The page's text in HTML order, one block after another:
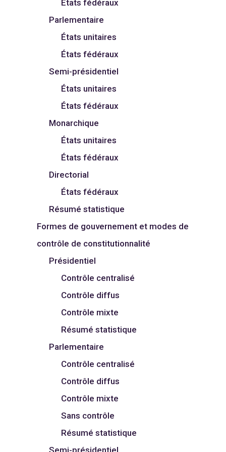
États fédéraux
Parlementaire
États unitaires
États fédéraux
Semi-présidentiel
États unitaires
États fédéraux
Monarchique
États unitaires
États fédéraux
Directorial
États fédéraux
Résumé statistique
Formes de gouvernement et modes de
contrôle de constitutionnalité
Présidentiel
Contrôle centralisé
Contrôle diffus
Contrôle mixte
Résumé statistique
Parlementaire
Contrôle centralisé
Contrôle diffus
Contrôle mixte
Sans contrôle
Résumé statistique
Semi-présidentiel